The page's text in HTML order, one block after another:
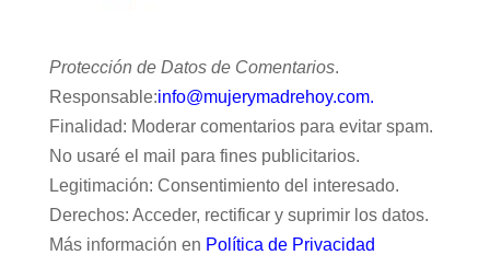
Protección de Datos de Comentarios.
Responsable:info@mujerymadrehoy.com.
Finalidad: Moderar comentarios para evitar spam.
No usaré el mail para fines publicitarios.
Legitimación: Consentimiento del interesado.
Derechos: Acceder, rectificar y suprimir los datos.
Más información en Política de Privacidad